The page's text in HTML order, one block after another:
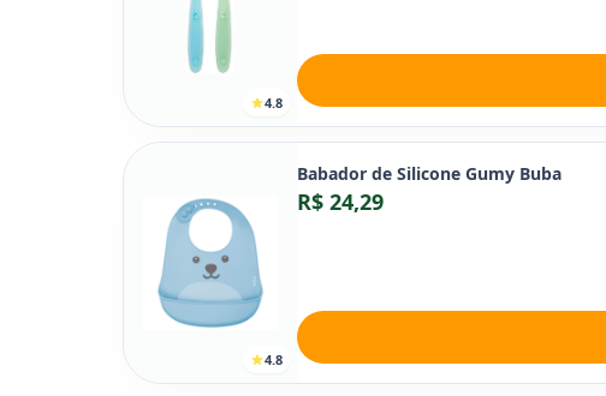
4.8
4.8
Babador de Silicone Gumy Buba
R$ 24,29